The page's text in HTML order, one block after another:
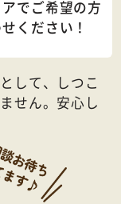
でご希望の方
ください！
して、しつこ
せん。安心し